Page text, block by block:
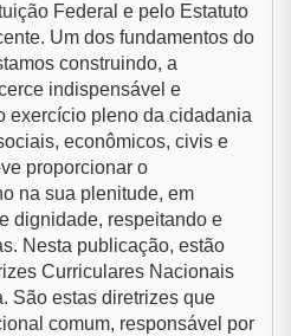
Federal e pelo Estatuto
Um dos fundamentos do
construindo, a
indispensável e
exercício pleno da cidadania
econômicos, civis e
proporcionar o
na sua plenitude, em
dignidade, respeitando e
Nesta publicação, estão
Curriculares Nacionais
São estas diretrizes que
comum, responsável por